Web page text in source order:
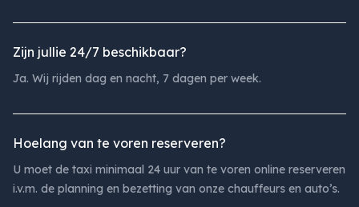
Zijn jullie 24/7 beschikbaar?
Ja. Wij rijden dag en nacht, 7 dagen per week.
Hoelang van te voren reserveren?
U moet de taxi minimaal 24 uur van te voren online reserveren
i.v.m. de planning en bezetting van onze chauffeurs en auto’s.